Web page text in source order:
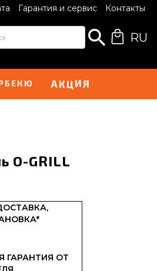
Гарантия и сервис Контакты
RU
АКЦИЯ
O-GRILL
ГАРАНТИЯ ОТ